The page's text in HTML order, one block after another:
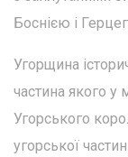
Боснією і
Угорщина
частина якого
Угорського
угорської